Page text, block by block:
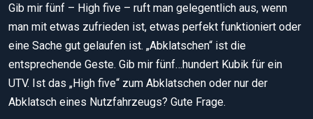
Gib mir fünf – High five – ruft man gelegentlich aus, wenn
man mit etwas zufrieden ist, etwas perfekt funktioniert oder
eine Sache gut gelaufen ist. „Abklatschen“ ist die
entsprechende Geste. Gib mir fünf…hundert Kubik für ein
UTV. Ist das „High five“ zum Abklatschen oder nur der
Abklatsch eines Nutzfahrzeugs? Gute Frage.